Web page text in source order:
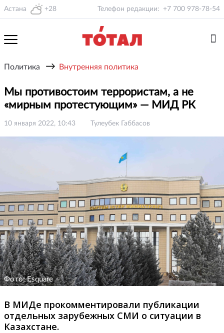
Астана +28 Телефон редакции: +7 700 978-78-54
Политика → Внутренняя политика
Мы противостоим террористам, а не
«мирным протестующим» — МИД РК
10 января 2022, 10:43 Тулеубек Габбасов
Фото: Esquare
В МИДе прокомментировали публикации
отдельных зарубежных СМИ о ситуации в
Казахстане.